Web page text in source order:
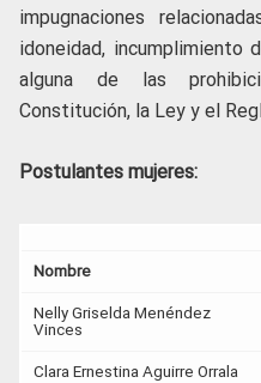
impugnaciones
idoneidad, incumplimiento
alguna de las
Constitución, la Ley y el
Postulantes mujeres:
Nombre
Nelly Griselda Menéndez
Vinces
Clara Ernestina Aguirre Orrala